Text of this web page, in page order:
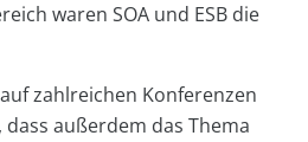
waren SOA und ESB die
zahlreichen Konferenzen
außerdem das Thema